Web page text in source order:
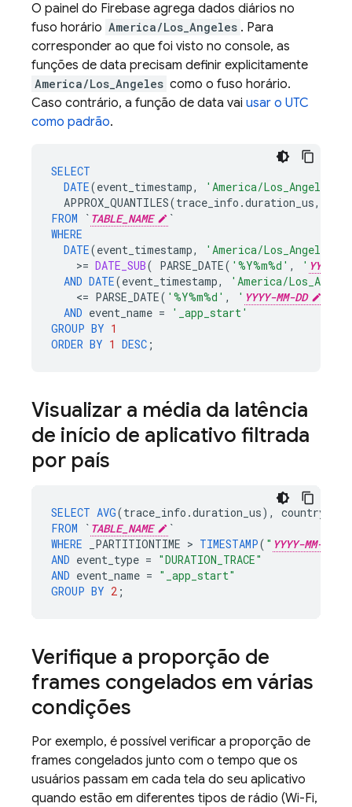
O painel do Firebase agrega dados diários no
fuso horário America/Los_Angeles . Para
corresponder ao que foi visto no console, as
funções de data precisam definir explicitamente
America/Los_Angeles como o fuso horário.
Caso contrário, a função de data vai usar o UTC
como padrão.
SELECT
DATE(event_timestamp, 'America/Los_Angeles'
APPROX_QUANTILES(trace_info .duration_us,
FROM
` TABLE_NAME
`
WHERE
DATE(event_timestamp, 'America/Los_Angeles'
>= DATE_SUB( PARSE_DATE( '%Y%m%d' , ' YYYY-
AND DATE(event_timestamp,
'America/
<= PARSE_DATE( '%Y%m%d' , ' YYYY-MM-DD
AND event_name =
'_app_start'
GROUP BY 1
ORDER BY 1 DESC ;
Visualizar a média da latência
de início de aplicativo filtrada
por país
SELECT AVG(trace_info .duration_us),
country
FROM
` TABLE_NAME
`
WHERE
_PARTITIONTIME > TIMESTAMP( " YYYY-MM-DD
AND event_type = "DURATION_TRACE"
AND event_name = "_app_start"
GROUP BY 2 ;
Verifique a proporção de
frames congelados em várias
condições
Por exemplo, é possível verificar a proporção de
frames congelados junto com o tempo que os
usuários passam em cada tela do seu aplicativo
quando estão em diferentes tipos de rádio (Wi-Fi,